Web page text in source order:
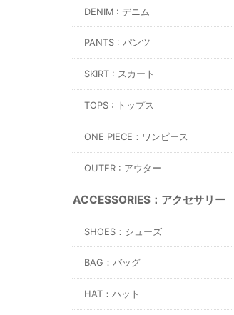
DENIM : デニム
PANTS : パンツ
SKIRT : スカート
TOPS : トップス
ONE PIECE：ワンピース
OUTER : アウター
ACCESSORIES：アクセサリー
SHOES：シューズ
BAG：バッグ
HAT：ハット